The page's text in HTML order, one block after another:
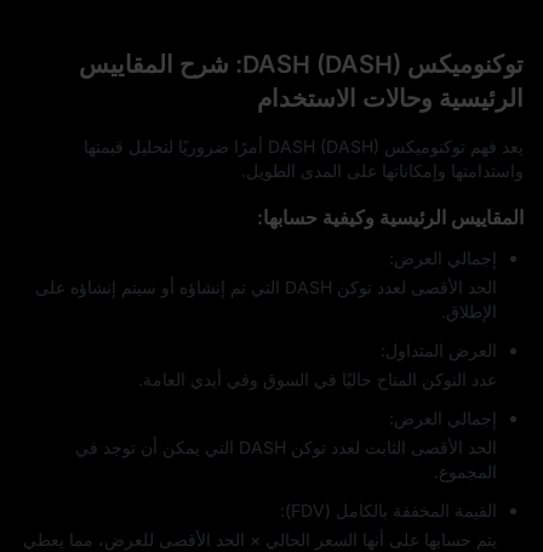
توكنوميكس DASH (DASH): شرح المقاييس
الرئيسية وحالات الاستخدام
يعد فهم توكنوميكس DASH (DASH) أمرًا ضروريًا لتحليل قيمتها
واستدامتها وإمكاناتها على المدى الطويل.
المقاييس الرئيسية وكيفية حسابها:
إجمالي العرض:
الحد الأقصى لعدد توكن DASH التي تم إنشاؤه أو سيتم إنشاؤه على
الإطلاق.
العرض المتداول:
عدد التوكن المتاح حاليًا في السوق وفي أيدي العامة.
إجمالي العرض:
الحد الأقصى الثابت لعدد توكن DASH التي يمكن أن توجد في
المجموع.
القيمة المخففة بالكامل (FDV):
يتم حسابها على أنها السعر الحالي × الحد الأقصى للعرض، مما يعطي